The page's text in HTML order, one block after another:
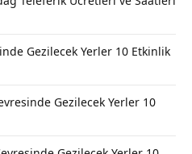
Gezilecek Yerler 10 Etkinlik
Gezilecek Yerler 10